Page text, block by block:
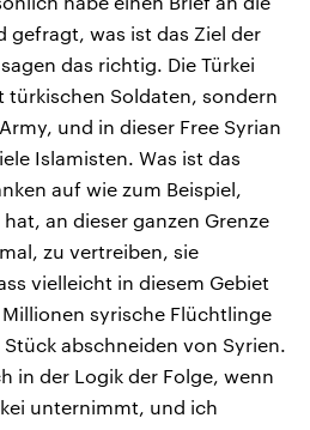
gefragt, was ist das Ziel der
das richtig. Die Türkei
Soldaten, sondern
und in dieser Free Syrian
Islamisten. Was ist das
auf wie zum Beispiel,
an dieser ganzen Grenze
zu vertreiben, sie
vielleicht in diesem Gebiet
syrische Flüchtlinge
abschneiden von Syrien.
in der Logik der Folge, wenn
unternimmt, und ich